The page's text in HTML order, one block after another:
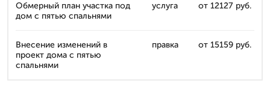
Обмерный план участка под
дом с пятью спальнями
услуга от 12127 руб.
Внесение изменений в
проект дома с пятью
спальнями
правка от 15159 руб.